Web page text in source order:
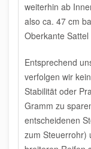
weiterhin ab
also ca. 47 cm
Oberkante
Entsprechend
verfolgen wir
Stabilität oder
Gramm zu
entscheidenen
zum Steuerrohr)